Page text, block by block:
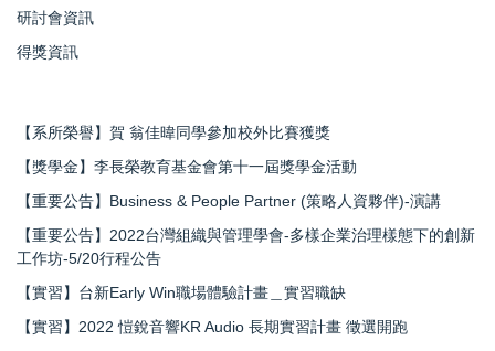
研討會資訊
得獎資訊
【系所榮譽】賀 翁佳暐同學參加校外比賽獲獎
【獎學金】李長榮教育基金會第十一屆獎學金活動
【重要公告】Business & People Partner (策略人資夥伴)-演講
【重要公告】2022台灣組織與管理學會-多樣企業治理樣態下的創新
工作坊-5/20行程公告
【實習】台新Early Win職場體驗計畫＿實習職缺
【實習】2022 愷銳音響KR Audio 長期實習計畫 徵選開跑